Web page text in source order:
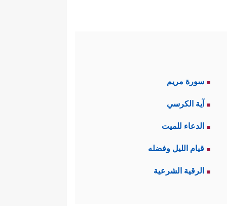
سورة مريم
آية الكرسي
الدعاء للميت
قيام الليل وفضله
الرقية الشرعية